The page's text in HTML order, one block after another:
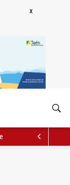
dos bomberos por